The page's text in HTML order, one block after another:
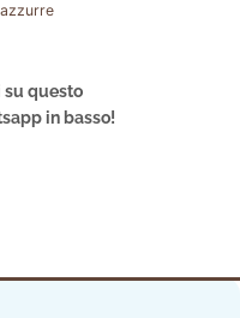
su questo
in basso!